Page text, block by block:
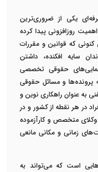
یکی از ضروری‌ترین
روزافزونی پیدا کرده
که قوانین و مقررات
سایه افکنده، داشتن
حقوقی تخصصی
پرونده‌ها و مسائل حقوقی
به عنوان راهکاری نوین و
در هر نقطه از کشور و در
وکلای متخصص و کارآزموده
زمانی و مکانی مانعی
است که می‌تواند به